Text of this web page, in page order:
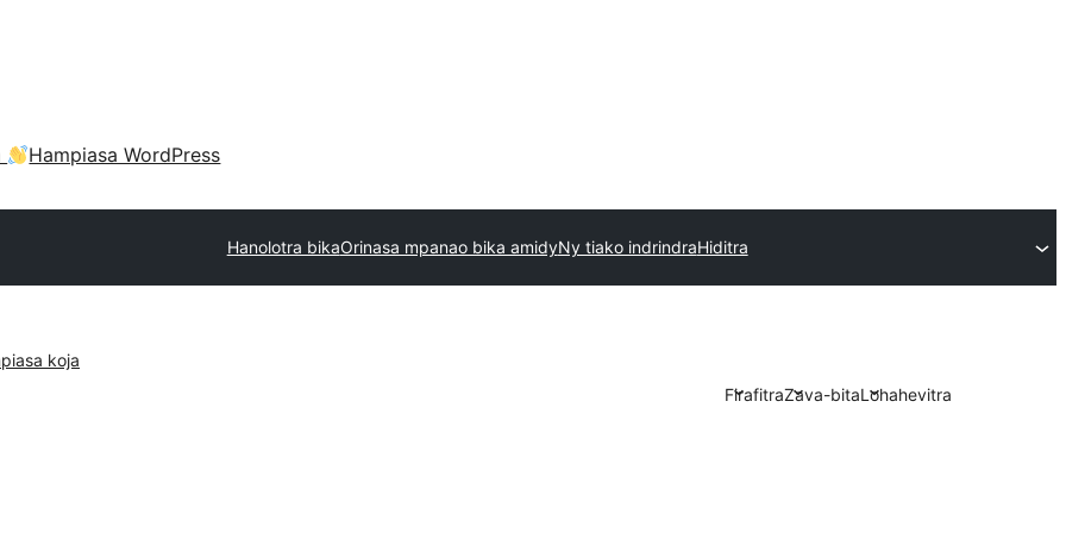
Hampiasa WordPress
Hanolotra bikaOrinasa mpanao bika amidyNy tiako indrindraHiditra
koja
FirafitraZava-bitaLohahevitra